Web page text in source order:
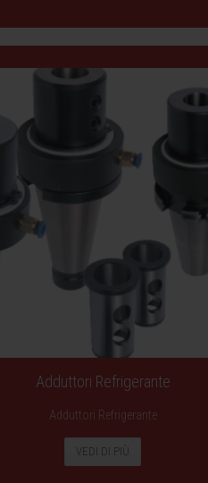
Adduttori Refrigerante
Adduttori Refrigerante
VEDI DI PIÙ